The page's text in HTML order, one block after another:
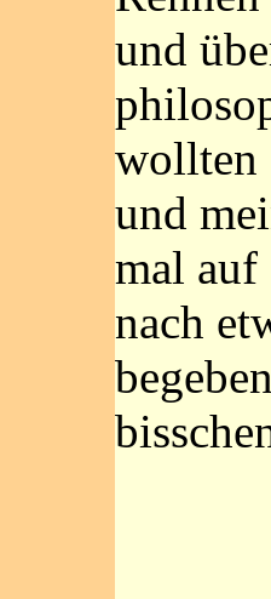
und
wollten
und
mal auf
nach